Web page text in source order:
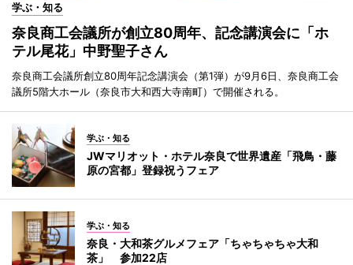
学ぶ・知る
奈良商工会議所が創立80周年、記念講演会に「ホ
テル尾花」中野聖子さん
奈良商工会議所創立80周年記念講演会（第1弾）が9月6日、奈良商工会
議所5階大ホール（奈良市大和西大寺南町）で開催される。
学ぶ・知る
JWマリオット・ホテル奈良で世界遺産「飛鳥・藤
原の宮都」登録祝うフェア
学ぶ・知る
奈良・大和茶グルメフェア「ちゃちゃちゃ大和
茶」 参加22店